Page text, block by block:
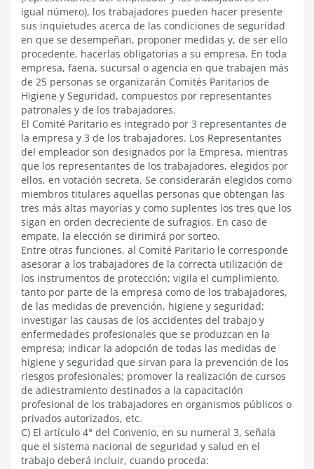
igual número), los trabajadores pueden hacer presente
sus inquietudes acerca de las condiciones de seguridad
en que se desempeñan, proponer medidas y, de ser ello
procedente, hacerlas obligatorias a su empresa. En toda
empresa, faena, sucursal o agencia en que trabajen más
de 25 personas se organizarán Comités Paritarios de
Higiene y Seguridad, compuestos por representantes
patronales y de los trabajadores.
El Comité Paritario es integrado por 3 representantes de
la empresa y 3 de los trabajadores. Los Representantes
del empleador son designados por la Empresa, mientras
que los representantes de los trabajadores, elegidos por
ellos, en votación secreta. Se considerarán elegidos como
miembros titulares aquellas personas que obtengan las
tres más altas mayorías y como suplentes los tres que los
sigan en orden decreciente de sufragios. En caso de
empate, la elección se dirimirá por sorteo.
Entre otras funciones, al Comité Paritario le corresponde
asesorar a los trabajadores de la correcta utilización de
los instrumentos de protección; vigila el cumplimiento,
tanto por parte de la empresa como de los trabajadores,
de las medidas de prevención, higiene y seguridad;
investigar las causas de los accidentes del trabajo y
enfermedades profesionales que se produzcan en la
empresa; indicar la adopción de todas las medidas de
higiene y seguridad que sirvan para la prevención de los
riesgos profesionales; promover la realización de cursos
de adiestramiento destinados a la capacitación
profesional de los trabajadores en organismos públicos o
privados autorizados, etc.
C) El artículo 4° del Convenio, en su numeral 3, señala
que el sistema nacional de seguridad y salud en el
trabajo deberá incluir, cuando proceda: